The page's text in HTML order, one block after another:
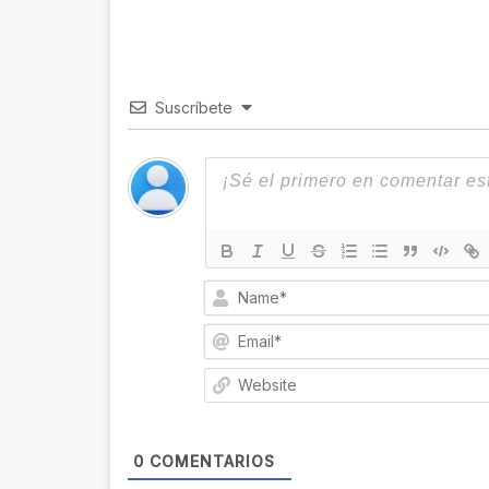
Suscríbete
0 COMENTARIOS